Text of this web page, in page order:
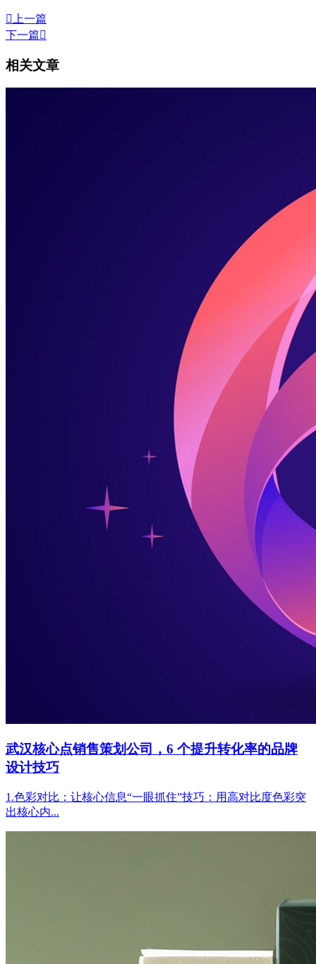
 上一篇
下一篇
相关文章
武汉核心点销售策划公司，6 个提升转化率的品牌
设计技巧
1.色彩对比：让核心信息“一眼抓住”技巧：用高对比度色彩突
出核心内...